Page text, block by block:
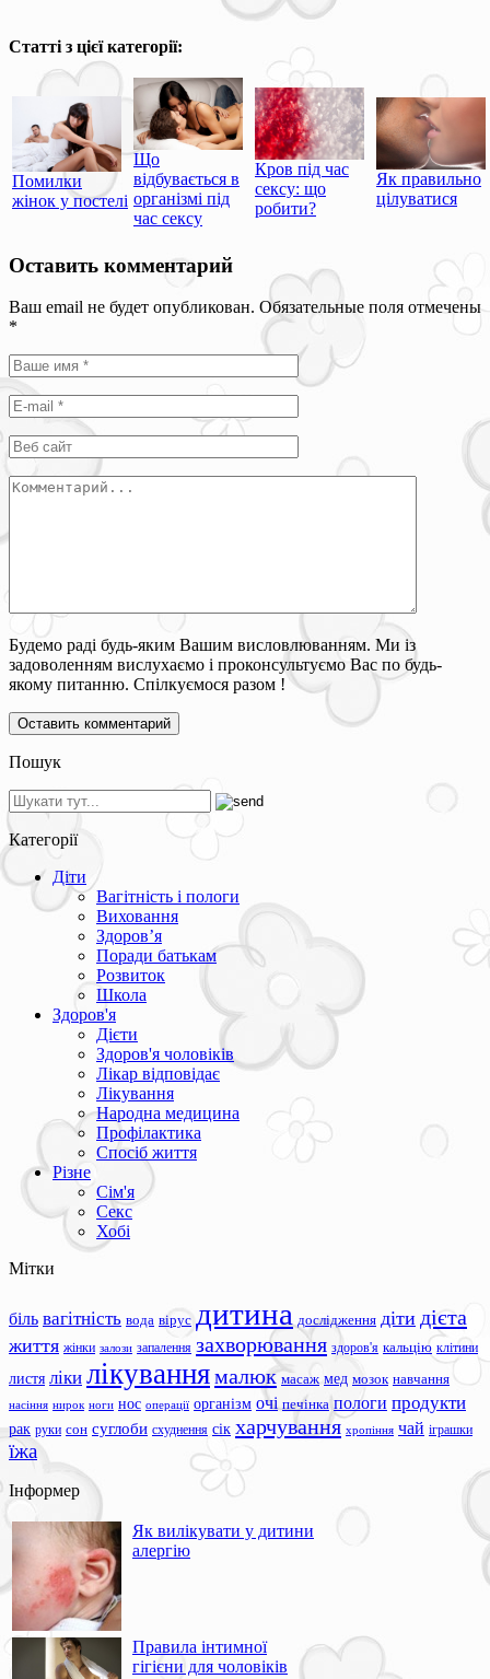
Статті з цієї категорії:
Помилки
жінок у постелі
Що
відбувається в
організмі під
час сексу
Кров під час
сексу: що
робити?
Як правильно
цілуватися
Оставить комментарий
Ваш email не будет опубликован. Обязательные поля отмечены
*
Будемо раді будь-яким Вашим висловлюванням. Ми із
задоволенням вислухаємо і проконсультуємо Вас по будь-
якому питанню. Спілкуємося разом !
Пошук
Категорії
Діти
Вагітність і пологи
Виховання
Здоров’я
Поради батькам
Розвиток
Школа
Здоров'я
Дієти
Здоров'я чоловіків
Лікар відповідає
Лікування
Народна медицина
Профілактика
Спосіб життя
Різне
Сім'я
Секс
Хобі
Мітки
біль вагітність вода вірус дитина дослідження діти дієта
життя жінки залози запалення захворювання здоров'я кальцію клітини
листя ліки лікуваннямалюк масаж мед мозок навчання
насіння нирок ноги нос операції організм очі печінка пологи продукти
рак руки сон суглоби схуднення сік харчування хропіння чай іграшки
їжа
Інформер
Як вилікувати у дитини
алергію
Правила інтимної
гігієни для чоловіків